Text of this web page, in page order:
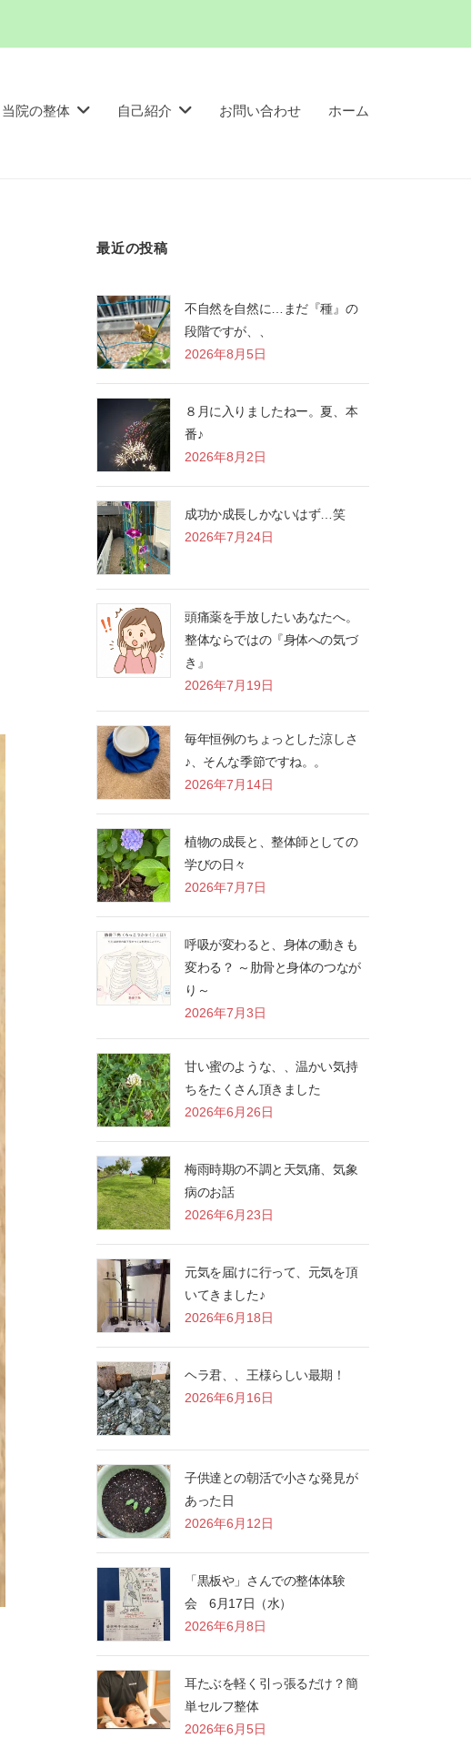
当院の整体 自己紹介 お問い合わせ ホーム
最近の投稿
不自然を自然に…まだ『種』の
段階ですが、、
2026年8月5日
８月に入りましたねー。夏、本
番♪
2026年8月2日
成功か成長しかないはず…笑
2026年7月24日
頭痛薬を手放したいあなたへ。
整体ならではの『身体への気づ
き』
2026年7月19日
毎年恒例のちょっとした涼しさ
♪、そんな季節ですね。。
2026年7月14日
植物の成長と、整体師としての
学びの日々
2026年7月7日
呼吸が変わると、身体の動きも
変わる？ ～肋骨と身体のつなが
り～
2026年7月3日
甘い蜜のような、、温かい気持
ちをたくさん頂きました
2026年6月26日
梅雨時期の不調と天気痛、気象
病のお話
2026年6月23日
元気を届けに行って、元気を頂
いてきました♪
2026年6月18日
ヘラ君、、王様らしい最期！
2026年6月16日
子供達との朝活で小さな発見が
あった日
2026年6月12日
「黒板や」さんでの整体体験
会 6月17日（水）
2026年6月8日
耳たぶを軽く引っ張るだけ？簡
単セルフ整体
2026年6月5日